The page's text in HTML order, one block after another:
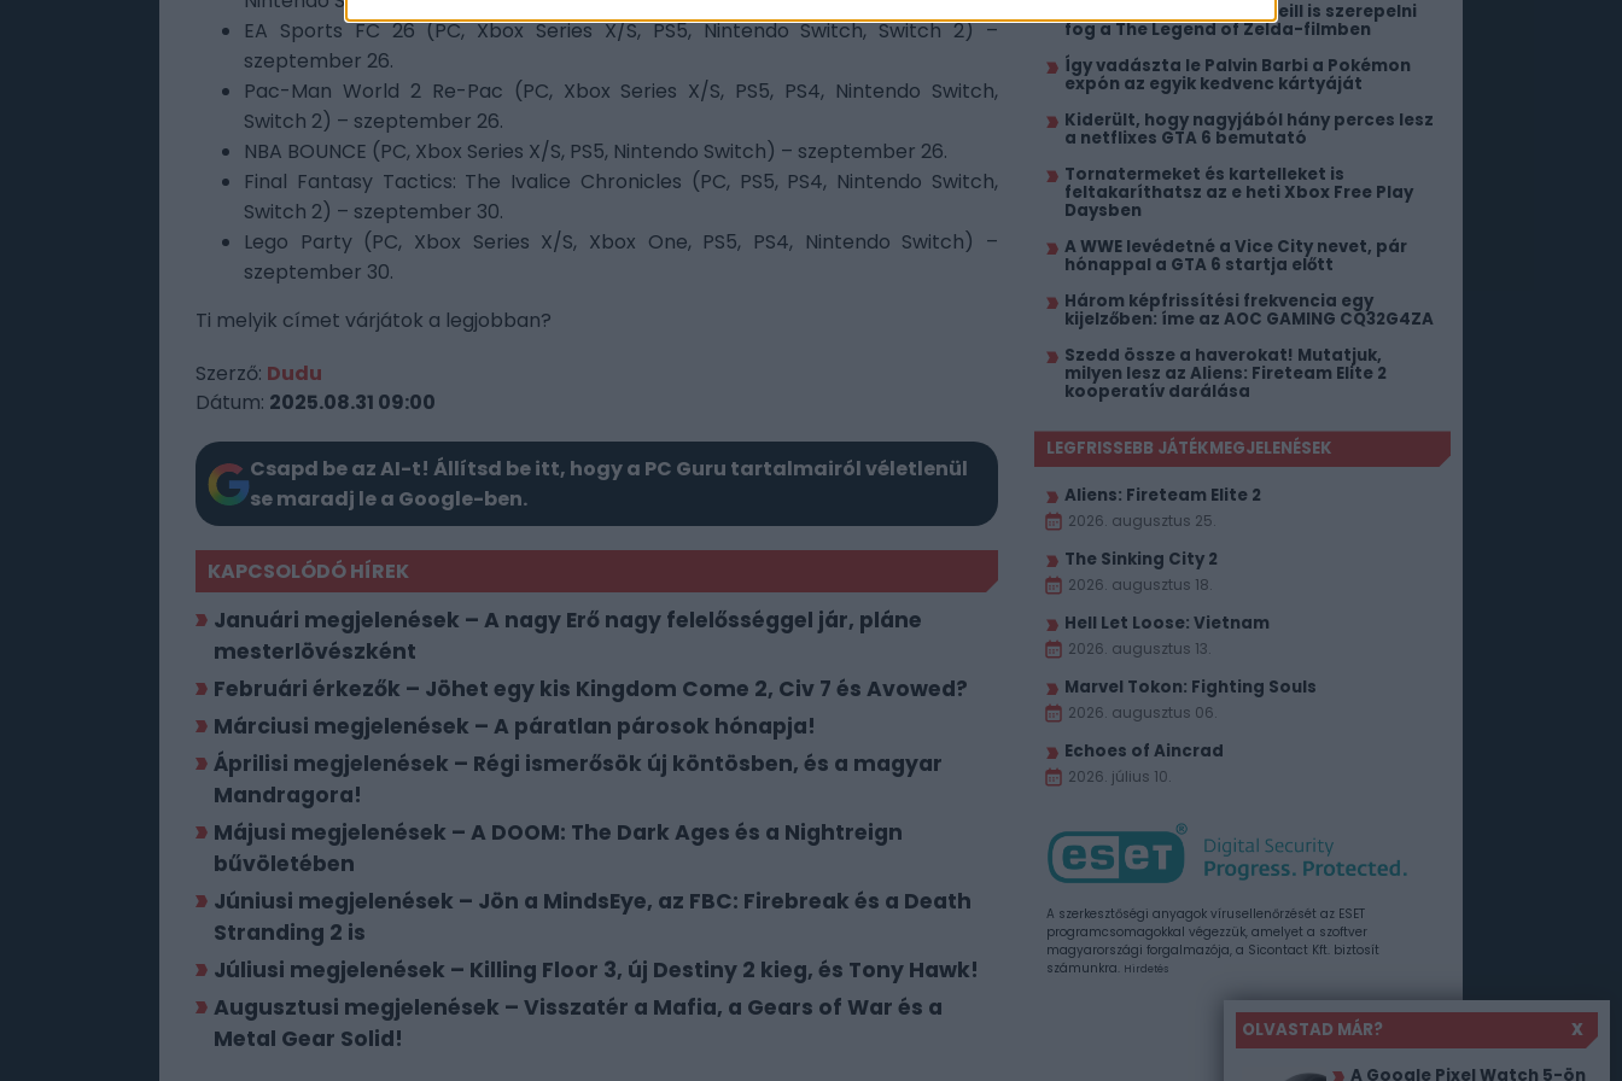
EA Sports FC 26 (PC, Xbox Series X/S, PS5, Nintendo Switch, Switch 2) –
szeptember 26.
Pac-Man World 2 Re-Pac (PC, Xbox Series X/S, PS5, PS4, Nintendo Switch,
Switch 2) – szeptember 26.
NBA BOUNCE (PC, Xbox Series X/S, PS5, Nintendo Switch) – szeptember 26.
Final Fantasy Tactics: The Ivalice Chronicles (PC, PS5, PS4, Nintendo Switch,
Switch 2) – szeptember 30.
Lego Party (PC, Xbox Series X/S, Xbox One, PS5, PS4, Nintendo Switch) –
szeptember 30.
Ti melyik címet várjátok a legjobban?
Szerző: Dudu
Dátum: 2025.08.31 09:00
Csapd be az AI-t! Állítsd be itt, hogy a PC Guru tartalmairól véletlenül
se maradj le a Google-ben.
KAPCSOLÓDÓ HÍREK
Januári megjelenések – A nagy Erő nagy felelősséggel jár, pláne
mesterlövészként
Februári érkezők – Jöhet egy kis Kingdom Come 2, Civ 7 és Avowed?
Márciusi megjelenések – A páratlan párosok hónapja!
Áprilisi megjelenések – Régi ismerősök új köntösben, és a magyar
Mandragora!
Májusi megjelenések – A DOOM: The Dark Ages és a Nightreign
bűvöletében
Júniusi megjelenések – Jön a MindsEye, az FBC: Firebreak és a Death
Stranding 2 is
Júliusi megjelenések – Killing Floor 3, új Destiny 2 kieg, és Tony Hawk!
Augusztusi megjelenések – Visszatér a Mafia, a Gears of War és a
Metal Gear Solid!
OLVASTAD MÁR?
X
A Google Pixel Watch 5-ön
A nemrég elhunyt Sam Neill is szerepelni
fog a The Legend of Zelda-filmben
Így vadászta le Palvin Barbi a Pokémon
expón az egyik kedvenc kártyáját
Kiderült, hogy nagyjából hány perces lesz
a netflixes GTA 6 bemutató
Tornatermeket és kartelleket is
feltakaríthatsz az e heti Xbox Free Play
Daysben
A WWE levédetné a Vice City nevet, pár
hónappal a GTA 6 startja előtt
Három képfrissítési frekvencia egy
kijelzőben: íme az AOC GAMING CQ32G4ZA
Szedd össze a haverokat! Mutatjuk,
milyen lesz az Aliens: Fireteam Elite 2
kooperatív darálása
LEGFRISSEBB JÁTÉKMEGJELENÉSEK
Aliens: Fireteam Elite 2
2026. augusztus 25.
The Sinking City 2
2026. augusztus 18.
Hell Let Loose: Vietnam
2026. augusztus 13.
Marvel Tokon: Fighting Souls
2026. augusztus 06.
Echoes of Aincrad
2026. július 10.
A szerkesztőségi anyagok vírusellenőrzését az ESET
programcsomagokkal végezzük, amelyet a szoftver
magyarországi forgalmazója, a Sicontact Kft. biztosít
számunkra. Hirdetés